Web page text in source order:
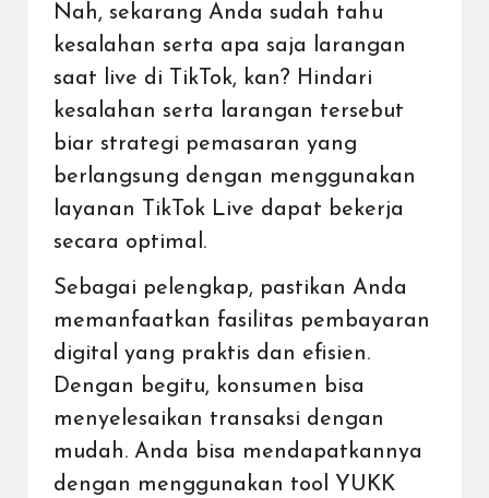
Nah, sekarang Anda sudah tahu
kesalahan serta apa saja larangan
saat live di TikTok, kan? Hindari
kesalahan serta larangan tersebut
biar strategi pemasaran yang
berlangsung dengan menggunakan
layanan TikTok Live dapat bekerja
secara optimal.
Sebagai pelengkap, pastikan Anda
memanfaatkan fasilitas pembayaran
digital yang praktis dan efisien.
Dengan begitu, konsumen bisa
menyelesaikan transaksi dengan
mudah. Anda bisa mendapatkannya
dengan menggunakan tool YUKK